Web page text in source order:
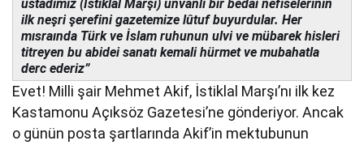
üstadımız (İstiklal Marşı) unvanlı bir bedai nefiselerinin
ilk neşri şerefini gazetemize lûtuf buyurdular. Her
mısraında Türk ve İslam ruhunun ulvi ve mübarek hisleri
titreyen bu abidei sanatı kemali hürmet ve mubahatla
derc ederiz”
Evet! Milli şair Mehmet Akif, İstiklal Marşı’nı ilk kez
Kastamonu Açıksöz Gazetesi’ne gönderiyor. Ancak
o günün posta şartlarında Akif’in mektubunun